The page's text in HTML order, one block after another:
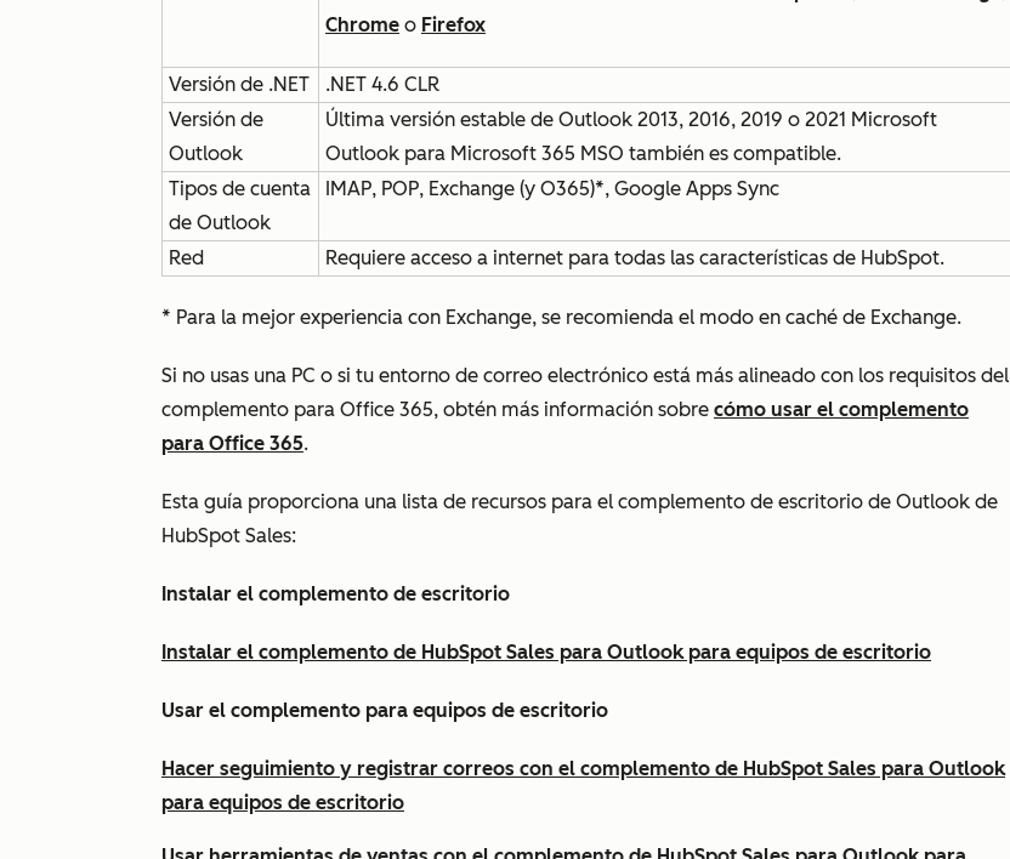
Chrome o Firefox
Versión de .NET
.NET 4.6 CLR
Versión de
Outlook
Última versión estable de Outlook 2013, 2016, 2019 o 2021 Microsoft
Outlook para Microsoft 365 MSO también es compatible.
Tipos de cuenta
de Outlook
IMAP, POP, Exchange (y O365)*, Google Apps Sync
Red Requiere acceso a internet para todas las características de HubSpot.
* Para la mejor experiencia con Exchange, se recomienda el modo en caché de Exchange.
Si no usas una PC o si tu entorno de correo electrónico está más alineado con los requisitos del
complemento para Office 365, obtén más información sobre cómo usar el complemento
para Office 365.
Esta guía proporciona una lista de recursos para el complemento de escritorio de Outlook de
HubSpot Sales:
Instalar el complemento de escritorio
Instalar el complemento de HubSpot Sales para Outlook para equipos de escritorio
Usar el complemento para equipos de escritorio
Hacer seguimiento y registrar correos con el complemento de HubSpot Sales para Outlook
para equipos de escritorio